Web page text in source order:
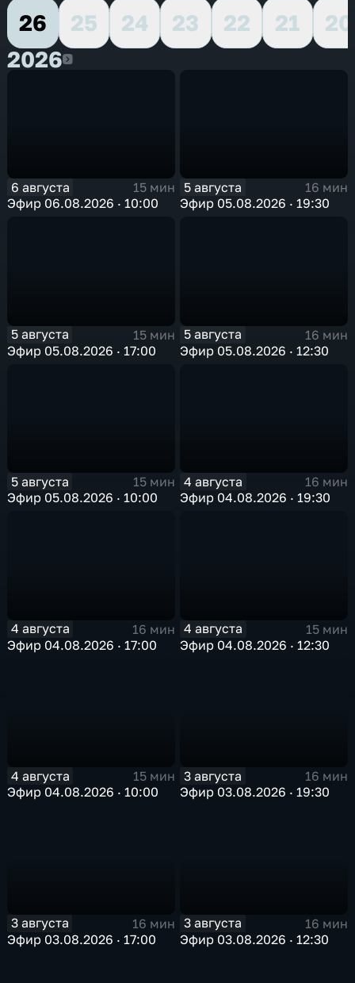
26
25 24 23 22 21
20
20262026
6 августа
15 мин
Эфир 06.08.2026 · 10:00
5 августа
16 мин
Эфир 05.08.2026 · 19:30
5 августа
15 мин
Эфир 05.08.2026 · 17:00
5 августа
16 мин
Эфир 05.08.2026 · 12:30
5 августа
15 мин
Эфир 05.08.2026 · 10:00
4 августа
16 мин
Эфир 04.08.2026 · 19:30
4 августа
16 мин
Эфир 04.08.2026 · 17:00
4 августа
15 мин
Эфир 04.08.2026 · 12:30
4 августа
15 мин
Эфир 04.08.2026 · 10:00
3 августа
16 мин
Эфир 03.08.2026 · 19:30
3 августа
16 мин
Эфир 03.08.2026 · 17:00
3 августа
16 мин
Эфир 03.08.2026 · 12:30